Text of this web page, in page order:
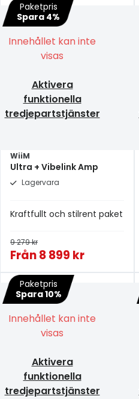
Paketpris
Spara 4%
Innehållet kan inte
visas
Aktivera
funktionella
tredjepartstjänster
WiiM
Ultra + Vibelink Amp
Lagervara
Kraftfullt och stilrent paket
9 279 kr
Från8 899 kr
Paketpris
Spara 10%
Innehållet kan inte
visas
Aktivera
funktionella
tredjepartstjänster